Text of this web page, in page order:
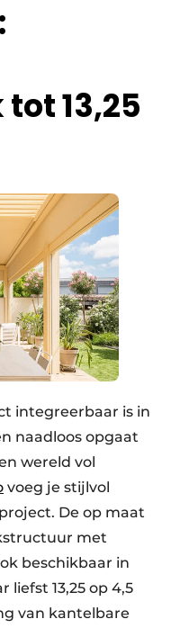
13,25
integreerbaar is in
naadloos opgaat
wereld vol
voeg je stijlvol
De op maat
met
beschikbaar in
liefst 13,25 op 4,5
van kantelbare